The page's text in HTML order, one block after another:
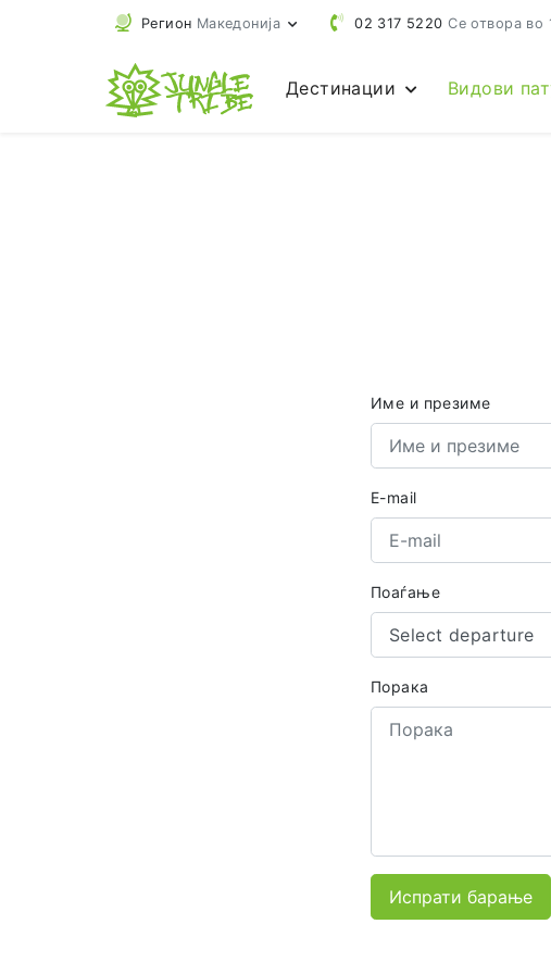
Регион Македонија 02 317 5220 Се отвора во
Дестинации Видови
Име и презиме
E-mail
Поаѓање
Select departure
Порака
Испрати барање